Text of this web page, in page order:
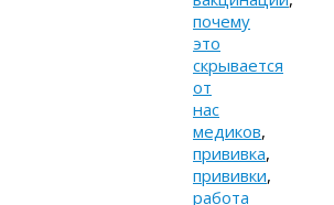
почему
это
скрывается
от
нас
медиков,
прививка,
прививки,
работа